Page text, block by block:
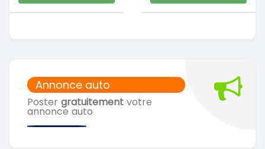
Annonce auto
Poster gratuitement votre
annonce auto